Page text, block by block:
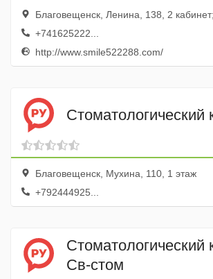
Благовещенск, Ленина, 138, 2 кабинет; 1
+741625222...
http://www.smile522288.com/
Стоматологический
Благовещенск, Мухина, 110, 1 этаж
+792444925...
Стоматологический
Св-стом